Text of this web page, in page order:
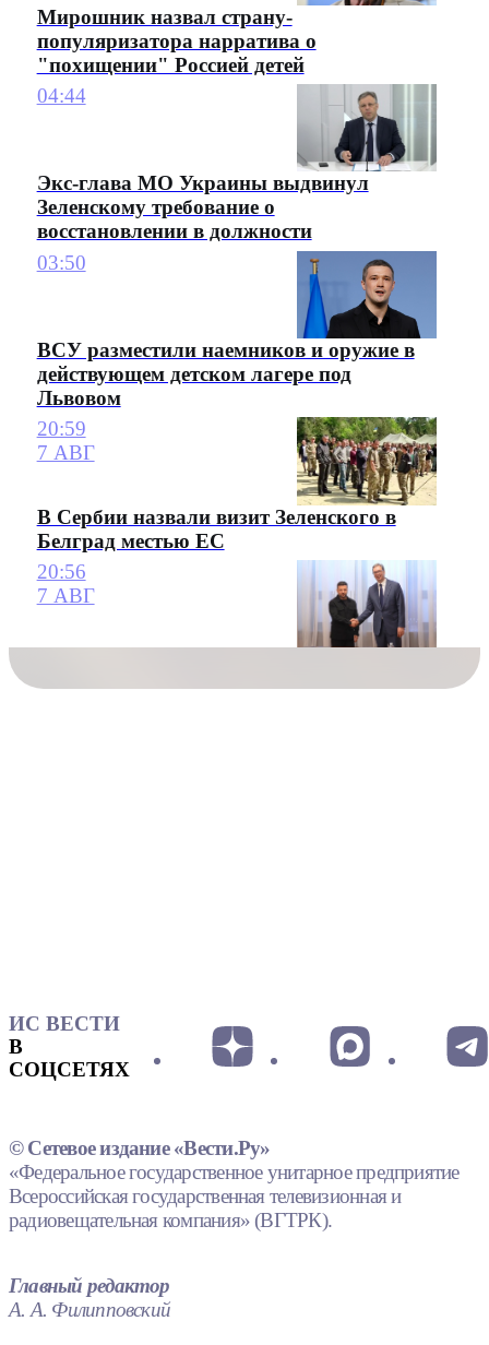
Мирошник назвал страну-
популяризатора нарратива о
"похищении" Россией детей
04:44
Экс-глава МО Украины выдвинул
Зеленскому требование о
восстановлении в должности
03:50
ВСУ разместили наемников и оружие в
действующем детском лагере под
Львовом
20:59
7 АВГ
В Сербии назвали визит Зеленского в
Белград местью ЕС
20:56
7 АВГ
ИС ВЕСТИ
В
СОЦСЕТЯХ
© Сетевое издание «Вести.Ру»
«Федеральное государственное унитарное предприятие
Всероссийская государственная телевизионная и
радиовещательная компания» (ВГТРК).
Главный редактор
А. А. Филипповский